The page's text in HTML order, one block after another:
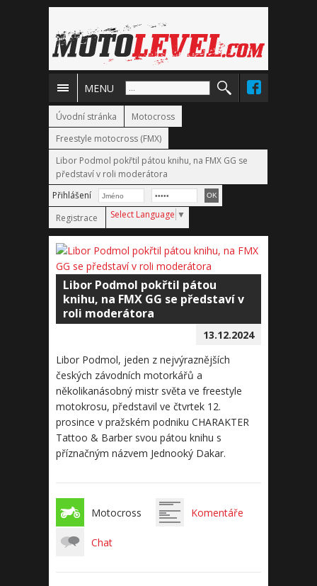
MENU
Úvodní stránka
Motocross
Freestyle motocross (FMX)
Libor Podmol pokřtil pátou knihu, na FMX GG se
představí v roli moderátora
Přihlášení
Registrace
Select Language ▼
Libor Podmol pokřtil pátou
knihu, na FMX GG se představí v
roli moderátora
13.12.2024
Libor Podmol, jeden z nejvýraznějších
českých závodních motorkářů a
několikanásobný mistr světa ve freestyle
motokrosu, představil ve čtvrtek 12.
prosince v pražském podniku CHARAKTER
Tattoo & Barber svou pátou knihu s
příznačným názvem Jednooký Dakar.
Motocross Komentáře
Chat